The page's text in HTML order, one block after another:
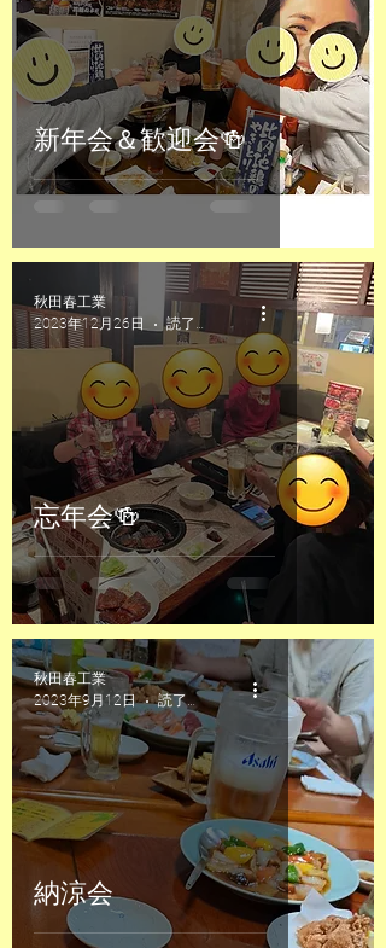
新年会＆歓迎会🍻
忘年会🍻
秋田春工業
2023年12月26日
読了時間: 1分
納涼会
秋田春工業
2023年9月12日
読了時間: 1分